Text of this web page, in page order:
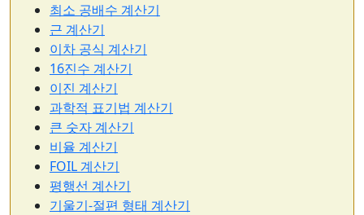
최소 공배수 계산기
근 계산기
이차 공식 계산기
16진수 계산기
이진 계산기
과학적 표기법 계산기
큰 숫자 계산기
비율 계산기
FOIL 계산기
평행선 계산기
기울기-절편 형태 계산기